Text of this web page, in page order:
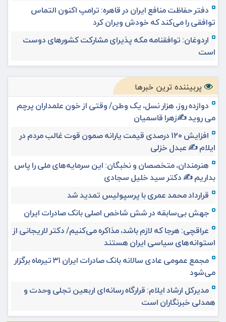
دفتر حفاظت منافع ایران در قاهره: ترامپ اکنون التماس
توافقی را می‌کند که خودش ویران کرد
اردوغان: توافقنامه مکه پذیرای مشارکت کشورهای دوست
است
پربیننده ترین خبرها
دوازده روز، هزار نسل، یک وطن/ وقتی از خون علمداران پرچم
می روید ✍️زهرا قاسمیان
افزایش ۱۲۰ درصدی قیمت یارانه صمون قوت غالب مردم در
ایلام ✍️ عبدل خزلی
هنرمندان، متخصصان و نخبگان: این سرمایه‌های ملی را پاس
بداریم ✍️ دکتر سید خلیل سجادی
قرارداد محمد عمری با پرسپولیس تمدید شد
جهش بی‌سابقه در شش شاخص اصلی بانک صادرات ایران
عراقچی: هرجا که لازم باشد، مذاکره می‌کنیم/ دکتر لاریجانی از
استوانه‌های سیاسی ایران هستند
مجمع عمومی عادی سالانه بانک صادرات ایران ۳۱ تیرماه برگزار
می‌شود
مدیرکل ارشاد ایلام: قرارگاه رسانه‌ای اربعین تجلی وحدت و
همدلی خبرنگاران است